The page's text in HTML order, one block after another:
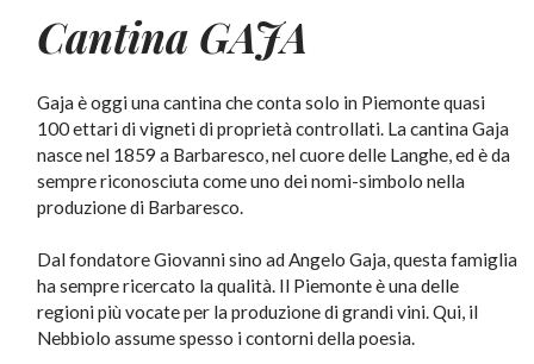
Cantina GAJA
Gaja è oggi una cantina che conta solo in Piemonte quasi
100 ettari di vigneti di proprietà controllati. La cantina Gaja
nasce nel 1859 a Barbaresco, nel cuore delle Langhe, ed è da
sempre riconosciuta come uno dei nomi-simbolo nella
produzione di Barbaresco.
Dal fondatore Giovanni sino ad Angelo Gaja, questa famiglia
ha sempre ricercato la qualità. Il Piemonte è una delle
regioni più vocate per la produzione di grandi vini. Qui, il
Nebbiolo assume spesso i contorni della poesia.